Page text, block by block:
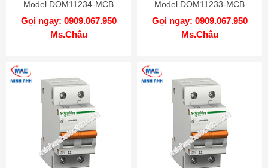
Model DOM11234-MCB
Gọi ngay: 0909.067.950
Ms.Châu
Model DOM11233-MCB
Gọi ngay: 0909.067.950
Ms.Châu